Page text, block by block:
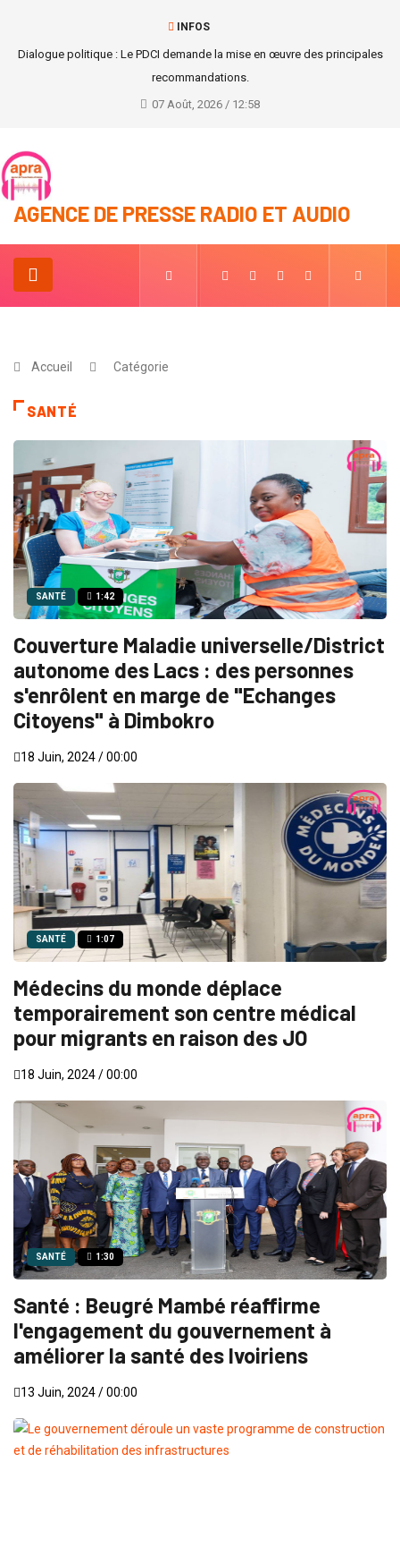
INFOS
Dialogue politique : Le PDCI demande la mise en œuvre des principales
recommandations.
07 Août, 2026 / 12:58
AGENCE DE PRESSE RADIO ET AUDIO
Accueil Catégorie
SANTÉ
SANTÉ 1:42
Couverture Maladie universelle/District
autonome des Lacs : des personnes
s'enrôlent en marge de "Echanges
Citoyens" à Dimbokro
18 Juin, 2024 / 00:00
SANTÉ 1:07
Médecins du monde déplace
temporairement son centre médical
pour migrants en raison des JO
18 Juin, 2024 / 00:00
SANTÉ 1:30
Santé : Beugré Mambé réaffirme
l'engagement du gouvernement à
améliorer la santé des Ivoiriens
13 Juin, 2024 / 00:00